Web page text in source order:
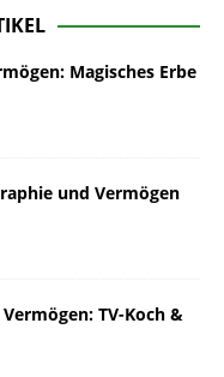
Magisches Erbe
und Vermögen
TV-Koch &